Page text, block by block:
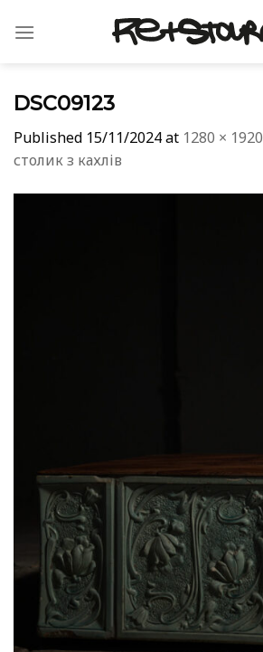
DSC09123
Published 15/11/2024at 1280 × 1920
столик з кахлів